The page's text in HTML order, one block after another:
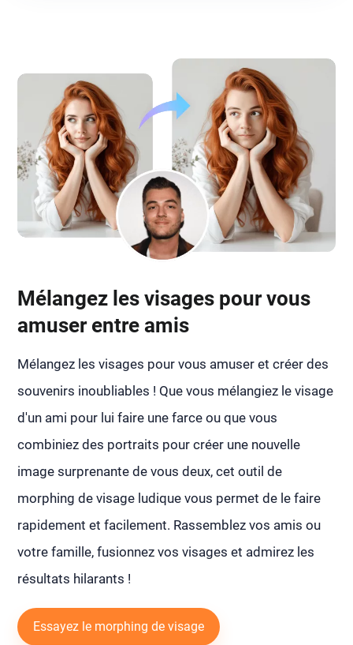
Mélangez les visages pour vous
amuser entre amis
Mélangez les visages pour vous amuser et créer des
souvenirs inoubliables ! Que vous mélangiez le visage
d'un ami pour lui faire une farce ou que vous
combiniez des portraits pour créer une nouvelle
image surprenante de vous deux, cet outil de
morphing de visage ludique vous permet de le faire
rapidement et facilement. Rassemblez vos amis ou
votre famille, fusionnez vos visages et admirez les
résultats hilarants !
Essayez le morphing de visage